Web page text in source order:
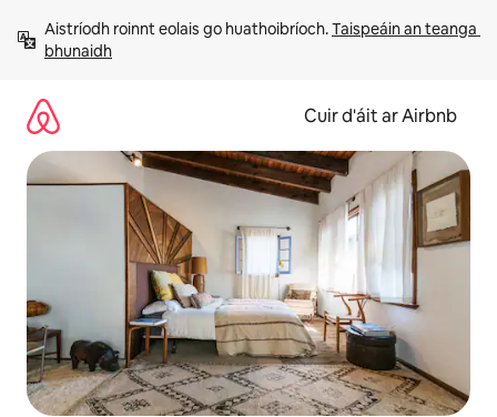
chuig
ábhar
Aistríodh roinnt eolais go huathoibríoch. Taispeáin an teanga
bhunaidh
Cuir d'áit ar Airbnb